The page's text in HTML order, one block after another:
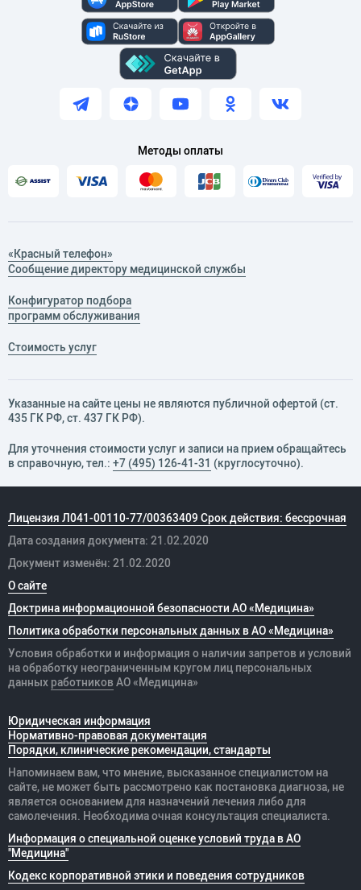
Методы оплаты
«Красный телефон»
Сообщение директору медицинской службы
Конфигуратор подбора
программ обслуживания
Стоимость услуг
Указанные на сайте цены не являются публичной офертой (ст.
435 ГК РФ, cт. 437 ГК РФ).
Для уточнения стоимости услуг и записи на прием обращайтесь
в справочную, тел.: +7 (495) 126-41-31 (круглосуточно).
Лицензия Л041-00110-77/00363409 Срок действия: бессрочная
Дата создания документа: 21.02.2020
Документ изменён: 21.02.2020
О сайте
Доктрина информационной безопасности АО «Медицина»
Политика обработки персональных данных в АО «Медицина»
Условия обработки и информация о наличии запретов и условий
на обработку неограниченным кругом лиц персональных
данных работников АО «Медицина»
Юридическая информация
Нормативно-правовая документация
Порядки, клинические рекомендации, стандарты
Напоминаем вам, что мнение, высказанное специалистом на
сайте, не может быть рассмотрено как постановка диагноза, не
является основанием для назначений лечения либо для
самолечения. Необходима очная консультация специалиста.
Информация о специальной оценке условий труда в АО
"Медицина"
Кодекс корпоративной этики и поведения сотрудников